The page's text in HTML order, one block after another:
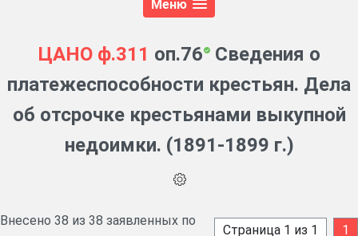
Меню
ЦАНО ф.311 оп.76 Сведения о
платежеспособности крестьян. Дела
об отсрочке крестьянами выкупной
недоимки. (1891-1899 г.)
Внесено 38 из 38 заявленных по
Страница 1 из 1 1